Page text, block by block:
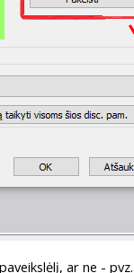
ar ne -